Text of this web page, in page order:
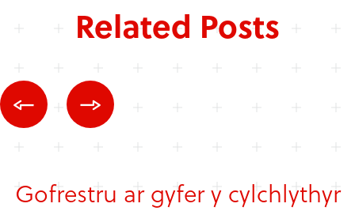
Related Posts
Gofrestru ar gyfer y cylchlythyr